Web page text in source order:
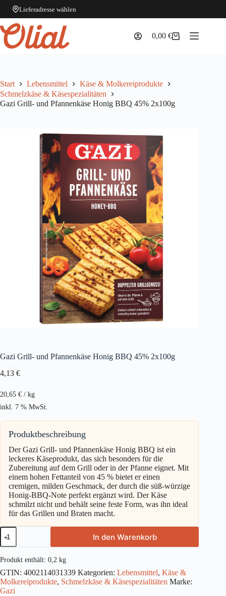
Lieferadresse wählen
Zum
Inhalt
springen
Warenkorb
0,00€
Start Lebensmittel
Käse & Molkereiprodukte
Schmelzkäse & Käsespezialitäten
Gazi Grill- und Pfannenkäse Honig BBQ 45% 2x100g
Gazi Grill- und Pfannenkäse Honig BBQ 45% 2x100g
4,13 €
20,65 € / kg
inkl. 7 % MwSt.
Produktbeschreibung
Der Gazi Grill- und Pfannenkäse Honig BBQ ist ein
leckeres Käseprodukt, das sich besonders für die
Zubereitung auf dem Grill oder in der Pfanne eignet. Mit
einem hohen Fettanteil von 45 % bietet er einen
cremigen, milden Geschmack, der durch die süß-würzige
Honig-BBQ-Note perfekt ergänzt wird. Der Käse
schmilzt nicht und behält seine feste Form, was ihn ideal
für das Grillen und Braten macht.
Gazi
Grill-
und
Pfannenkäse
Honig
BBQ
45%
2x100g
In den Warenkorb
Produkt enthält: 0,2 kg
GTIN: 4002114031339 Kategorien: Lebensmittel, Käse &
Molkereiprodukte, Schmelzkäse & Käsespezialitäten Marke:
Gazi